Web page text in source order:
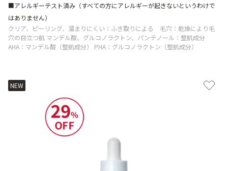
■アレルギーテスト済み（すべての方にアレルギーが起きないというわけで
はありません）
クリア、ピーリング、溜まりにくい：ふき取りによる 毛穴：乾燥により毛
穴の目立つ肌 マンデル酸、グルコノラクトン、パンテノール：整肌成分
AHA：マンデル酸（整肌成分） PHA：グルコノラクトン（整肌成分）
NEW